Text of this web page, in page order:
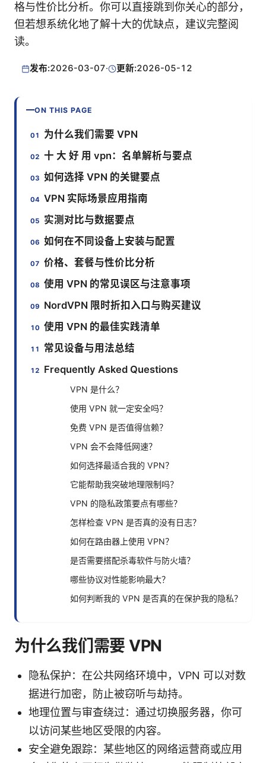
格与性价比分析。你可以直接跳到你关心的部分，
但若想系统化地了解十大的优缺点，建议完整阅
读。
发布:2026-03-07· 更新:2026-05-12
ON THIS PAGE
为什么我们需要 VPN
十 大 好 用 vpn：名单解析与要点
如何选择 VPN 的关键要点
VPN 实际场景应用指南
实测对比与数据要点
如何在不同设备上安装与配置
价格、套餐与性价比分析
使用 VPN 的常见误区与注意事项
NordVPN 限时折扣入口与购买建议
使用 VPN 的最佳实践清单
常见设备与用法总结
Frequently Asked Questions
VPN 是什么？
使用 VPN 就一定安全吗？
免费 VPN 是否值得信赖？
VPN 会不会降低网速？
如何选择最适合我的 VPN？
它能帮助我突破地理限制吗？
VPN 的隐私政策要点有哪些？
怎样检查 VPN 是否真的没有日志？
如何在路由器上使用 VPN？
是否需要搭配杀毒软件与防火墙？
哪些协议对性能影响最大？
如何判断我的 VPN 是否真的在保护我的隐私？
为什么我们需要 VPN
隐私保护：在公共网络环境中，VPN 可以对数
据进行加密，防止被窃听与劫持。
地理位置与审查绕过：通过切换服务器，你可
以访问某些地区受限的内容。
安全避免跟踪：某些地区的网络运营商或应用